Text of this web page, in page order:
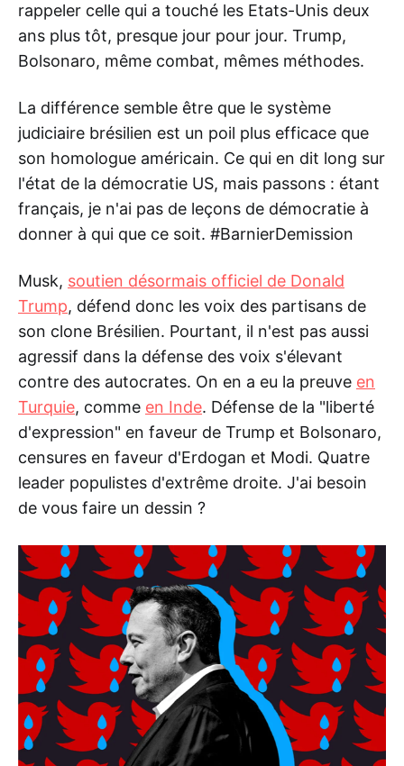
rappeler celle qui a touché les Etats-Unis deux
ans plus tôt, presque jour pour jour. Trump,
Bolsonaro, même combat, mêmes méthodes.
La différence semble être que le système
judiciaire brésilien est un poil plus efficace que
son homologue américain. Ce qui en dit long sur
l'état de la démocratie US, mais passons : étant
français, je n'ai pas de leçons de démocratie à
donner à qui que ce soit. #BarnierDemission
Musk, soutien désormais officiel de Donald
Trump, défend donc les voix des partisans de
son clone Brésilien. Pourtant, il n'est pas aussi
agressif dans la défense des voix s'élevant
contre des autocrates. On en a eu la preuve en
Turquie, comme en Inde. Défense de la "liberté
d'expression" en faveur de Trump et Bolsonaro,
censures en faveur d'Erdogan et Modi. Quatre
leader populistes d'extrême droite. J'ai besoin
de vous faire un dessin ?